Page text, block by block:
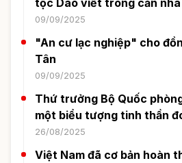
tộc Dao viết trong căn nhà
09/09/2025
"An cư lạc nghiệp" cho
Tân
09/09/2025
Thứ trưởng Bộ Quốc
một biểu tượng tinh thần
26/08/2025
Việt Nam đã cơ bản hoàn